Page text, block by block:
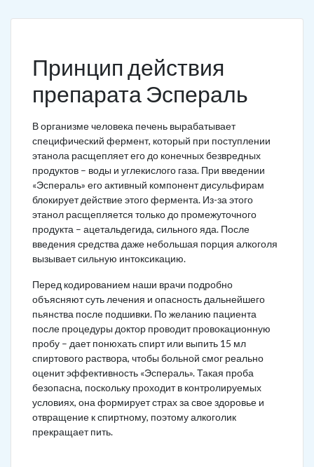
Принцип действия
препарата Эспераль
В организме человека печень вырабатывает
специфический фермент, который при поступлении
этанола расщепляет его до конечных безвредных
продуктов – воды и углекислого газа. При введении
«Эспераль» его активный компонент дисульфирам
блокирует действие этого фермента. Из-за этого
этанол расщепляется только до промежуточного
продукта – ацетальдегида, сильного яда. После
введения средства даже небольшая порция алкоголя
вызывает сильную интоксикацию.
Перед кодированием наши врачи подробно
объясняют суть лечения и опасность дальнейшего
пьянства после подшивки. По желанию пациента
после процедуры доктор проводит провокационную
пробу – дает понюхать спирт или выпить 15 мл
спиртового раствора, чтобы больной смог реально
оценит эффективность «Эспераль». Такая проба
безопасна, поскольку проходит в контролируемых
условиях, она формирует страх за свое здоровье и
отвращение к спиртному, поэтому алкоголик
прекращает пить.